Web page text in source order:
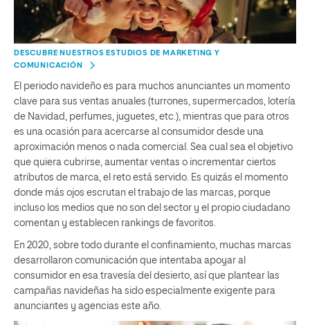
DESCUBRE NUESTROS ESTUDIOS DE MARKETING Y
COMUNICACIÓN
El periodo navideño es para muchos anunciantes un momento
clave para sus ventas anuales (turrones, supermercados, lotería
de Navidad, perfumes, juguetes, etc.), mientras que para otros
es una ocasión para acercarse al consumidor desde una
aproximación menos o nada comercial. Sea cual sea el objetivo
que quiera cubrirse, aumentar ventas o incrementar ciertos
atributos de marca, el reto está servido. Es quizás el momento
donde más ojos escrutan el trabajo de las marcas, porque
incluso los medios que no son del sector y el propio ciudadano
comentan y establecen rankings de favoritos.
En 2020, sobre todo durante el confinamiento, muchas marcas
desarrollaron comunicación que intentaba apoyar al
consumidor en esa travesía del desierto, así que plantear las
campañas navideñas ha sido especialmente exigente para
anunciantes y agencias este año.